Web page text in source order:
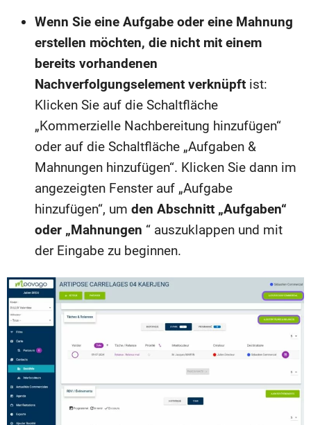
Wenn Sie eine Aufgabe oder eine Mahnung
erstellen möchten, die nicht mit einem
bereits vorhandenen
Nachverfolgungselement verknüpft ist:
Klicken Sie auf die Schaltfläche
„Kommerzielle Nachbereitung hinzufügen“
oder auf die Schaltfläche „Aufgaben &
Mahnungen hinzufügen“. Klicken Sie dann im
angezeigten Fenster auf „Aufgabe
hinzufügen“, um den Abschnitt „Aufgaben“
oder „Mahnungen “ auszuklappen und mit
der Eingabe zu beginnen.